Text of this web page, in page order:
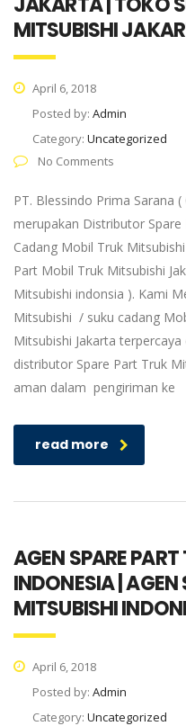
MITSUBISHI
April 6, 2018
Posted by: Admin
Category: Uncategorized
No Comments
PT. Blessindo Prima Sarana
merupakan Distributor
Cadang Mobil Truk
Part Mobil Truk Mitsubishi
Mitsubishi indonsia ). Kami
Mitsubishi / suku cadang
Mitsubishi Jakarta
distributor Spare Part Truk
aman dalam pengiriman ke
read more
AGEN SPARE
INDONESIA |
MITSUBISHI
April 6, 2018
Posted by: Admin
Category: Uncategorized